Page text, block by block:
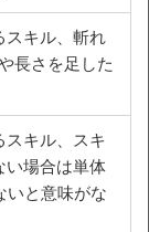
スキル、斬れ
長さを足した
スキル、スキ
い場合は単体
いと意味がな